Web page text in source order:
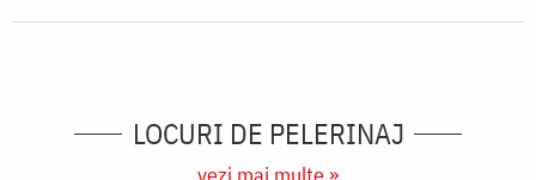
LOCURI DE PELERINAJ